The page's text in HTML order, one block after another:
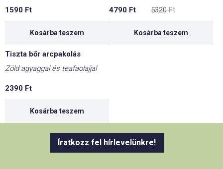
1590 Ft
Kosárba teszem
5320Ft
price
4790 Ft
price
Kosárba teszem
Tiszta bőr arcpakolás
Zöld agyaggal és teafaolajjal
2390 Ft
Kosárba teszem
Íratkozz fel hírlevelünkre!